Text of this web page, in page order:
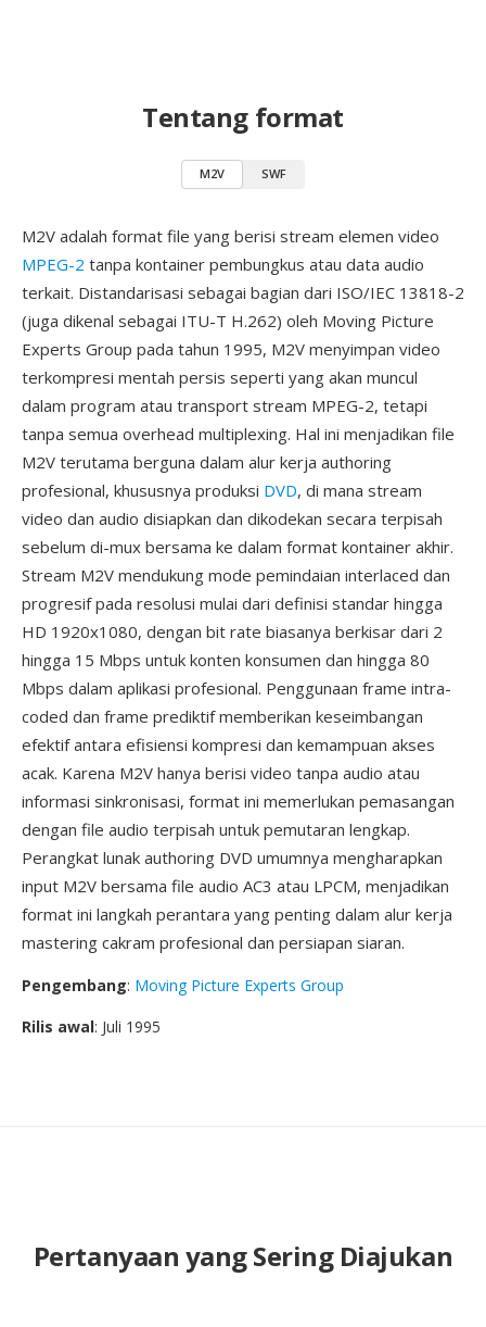
Tentang format
M2V SWF
M2V adalah format file yang berisi stream elemen video
MPEG-2 tanpa kontainer pembungkus atau data audio
terkait. Distandarisasi sebagai bagian dari ISO/IEC 13818-2
(juga dikenal sebagai ITU-T H.262) oleh Moving Picture
Experts Group pada tahun 1995, M2V menyimpan video
terkompresi mentah persis seperti yang akan muncul
dalam program atau transport stream MPEG-2, tetapi
tanpa semua overhead multiplexing. Hal ini menjadikan file
M2V terutama berguna dalam alur kerja authoring
profesional, khususnya produksi DVD, di mana stream
video dan audio disiapkan dan dikodekan secara terpisah
sebelum di-mux bersama ke dalam format kontainer akhir.
Stream M2V mendukung mode pemindaian interlaced dan
progresif pada resolusi mulai dari definisi standar hingga
HD 1920x1080, dengan bit rate biasanya berkisar dari 2
hingga 15 Mbps untuk konten konsumen dan hingga 80
Mbps dalam aplikasi profesional. Penggunaan frame intra-
coded dan frame prediktif memberikan keseimbangan
efektif antara efisiensi kompresi dan kemampuan akses
acak. Karena M2V hanya berisi video tanpa audio atau
informasi sinkronisasi, format ini memerlukan pemasangan
dengan file audio terpisah untuk pemutaran lengkap.
Perangkat lunak authoring DVD umumnya mengharapkan
input M2V bersama file audio AC3 atau LPCM, menjadikan
format ini langkah perantara yang penting dalam alur kerja
mastering cakram profesional dan persiapan siaran.
Pengembang: Moving Picture Experts Group
Rilis awal: Juli 1995
Pertanyaan yang Sering Diajukan